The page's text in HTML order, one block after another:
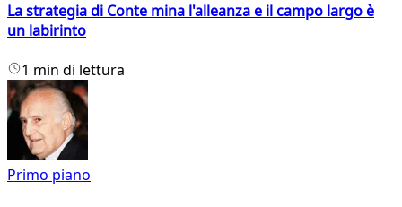
La strategia di Conte mina l'alleanza e il campo largo è
un labirinto
1 min di lettura
Primo piano